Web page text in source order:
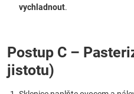
vychladnout.
Postup C –
jistotu)